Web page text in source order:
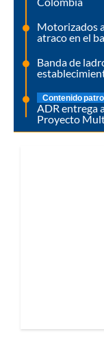
Motorizados
atraco en el
Banda de
Contenido
ADR entrega
Proyecto